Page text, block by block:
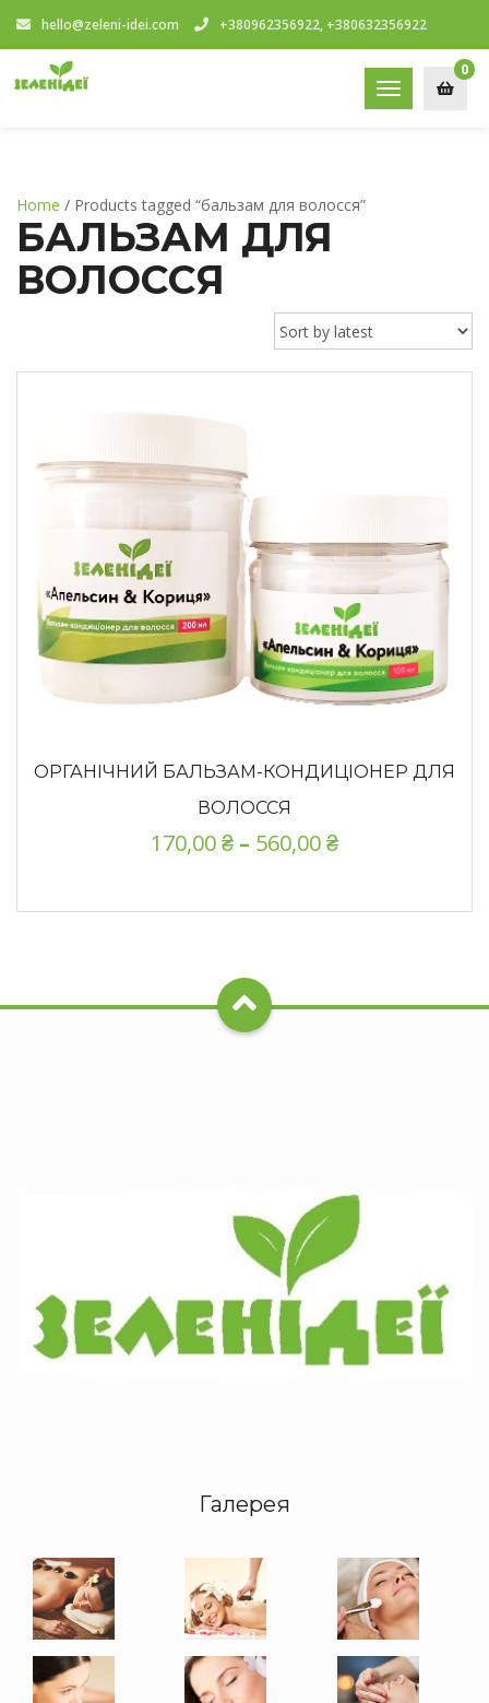
hello@zeleni-idei.com +380962356922, +380632356922
Toggle
navigation
0
Home / Products tagged “бальзам для волосся”
БАЛЬЗАМ ДЛЯ
ВОЛОССЯ
ОРГАНІЧНИЙ БАЛЬЗАМ-КОНДИЦІОНЕР ДЛЯ
ВОЛОССЯ
170,00₴ – 560,00₴
Галерея